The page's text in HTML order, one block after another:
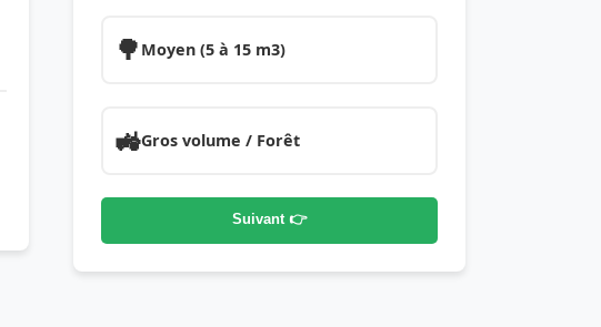
🌳 Moyen (5 à 15 m3)
🚜Gros volume / Forêt
Suivant 👉